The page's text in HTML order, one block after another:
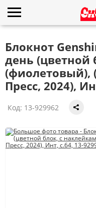
Блокнот
день (цветной
(фиолетовый),
Пресс, 2024),
Код: 13-929962